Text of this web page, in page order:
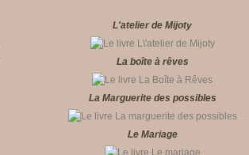
L'atelier de Mijoty
La boîte à rêves
La Marguerite des possibles
Le Mariage